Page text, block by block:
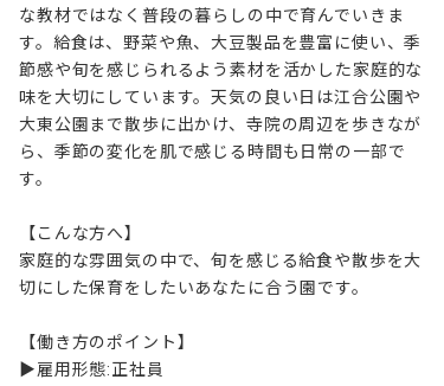
な教材ではなく普段の暮らしの中で育んでいきま
す。給食は、野菜や魚、大豆製品を豊富に使い、季
節感や旬を感じられるよう素材を活かした家庭的な
味を大切にしています。天気の良い日は江合公園や
大東公園まで散歩に出かけ、寺院の周辺を歩きなが
ら、季節の変化を肌で感じる時間も日常の一部で
す。
【こんな方へ】
家庭的な雰囲気の中で、旬を感じる給食や散歩を大
切にした保育をしたいあなたに合う園です。
【働き方のポイント】
▶雇用形態:正社員